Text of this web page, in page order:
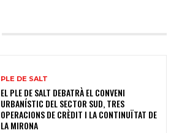
PLE DE SALT
EL PLE DE SALT DEBATRÀ EL CONVENI
URBANÍSTIC DEL SECTOR SUD, TRES
OPERACIONS DE CRÈDIT I LA CONTINUÏTAT DE
LA MIRONA